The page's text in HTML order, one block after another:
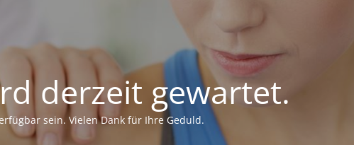
derzeit gewartet.
sein. Vielen Dank für Ihre Geduld.